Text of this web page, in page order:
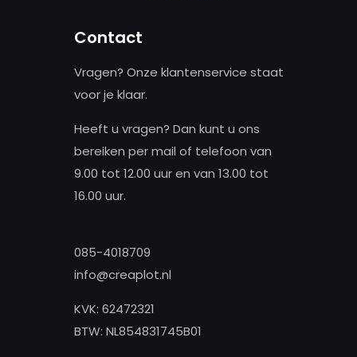
productpagina
Contact
Vragen? Onze klantenservice staat
voor je klaar.
Heeft u vragen? Dan kunt u ons
bereiken per mail of telefoon van
9.00 tot 12.00 uur en van 13.00 tot
16.00 uur.
085-4018709
info@creaplot.nl
KVK: 62472321
BTW: NL854831745B01